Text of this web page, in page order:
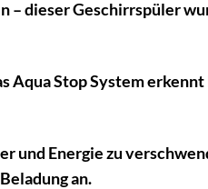
– dieser Geschirrspüler
Aqua Stop System
und Energie zu
an.